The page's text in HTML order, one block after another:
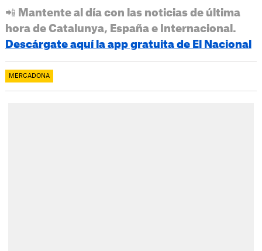
📲 Mantente al día con las noticias de última
hora de Catalunya, España e Internacional.
Descárgate aquí la app gratuita de El Nacional
MERCADONA